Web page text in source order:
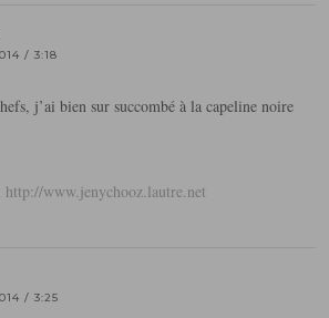
/ 3:18
j’ai bien sur succombé à la capeline noire
http://www.jenychooz.lautre.net
/ 3:25